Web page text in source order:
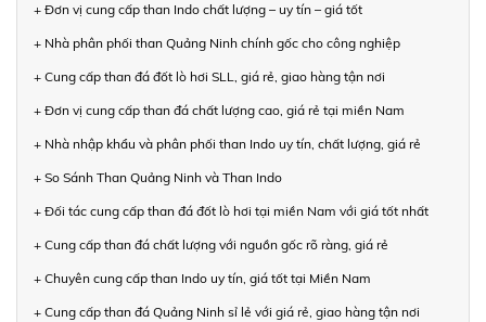
+ Đơn vị cung cấp than Indo chất lượng – uy tín – giá tốt
+ Nhà phân phối than Quảng Ninh chính gốc cho công nghiệp
+ Cung cấp than đá đốt lò hơi SLL, giá rẻ, giao hàng tận nơi
+ Đơn vị cung cấp than đá chất lượng cao, giá rẻ tại miền Nam
+ Nhà nhập khẩu và phân phối than Indo uy tín, chất lượng, giá rẻ
+ So Sánh Than Quảng Ninh và Than Indo
+ Đối tác cung cấp than đá đốt lò hơi tại miền Nam với giá tốt nhất
+ Cung cấp than đá chất lượng với nguồn gốc rõ ràng, giá rẻ
+ Chuyên cung cấp than Indo uy tín, giá tốt tại Miền Nam
+ Cung cấp than đá Quảng Ninh sỉ lẻ với giá rẻ, giao hàng tận nơi